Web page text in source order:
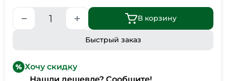
В корзину
Быстрый заказ
Хочу скидку